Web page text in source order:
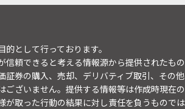
として行っております。
信頼できると考える情報源から提供された
証券の購入、売却、デリバティブ取引、その
ございません。提供する情報等は作成時現在
が取った行動の結果に対し責任を負うもの